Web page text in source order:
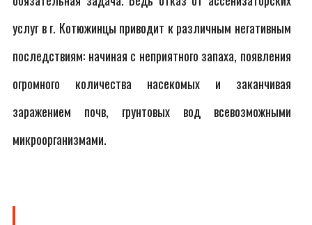
услуг в г. Котюжинцы приводит к различным негативным
последствиям: начиная с неприятного запаха, появления
огромного количества насекомых и заканчивая
заражением почв, грунтовых вод всевозможными
микроорганизмами.